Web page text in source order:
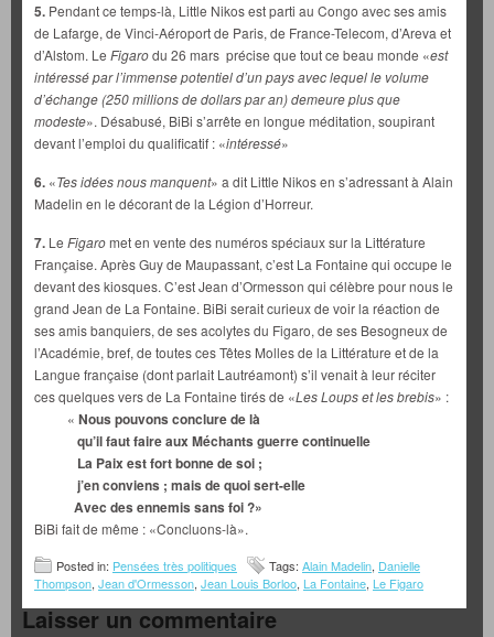
5. Pendant ce temps-là, Little Nikos est parti au Congo avec ses amis
de Lafarge, de Vinci-Aéroport de Paris, de France-Telecom, d’Areva et
d’Alstom. Le Figarodu 26 mars précise que tout ce beau monde «est
intéressé par l’immense potentiel d’un pays avec lequel le volume
d’échange (250 millions de dollars par an) demeure plus que
modeste». Désabusé, BiBi s’arrête en longue méditation, soupirant
devant l’emploi du qualificatif : «intéressé»
6. «Tes idées nous manquent» a dit Little Nikos en s’adressant à Alain
Madelin en le décorant de la Légion d’Horreur.
7. Le Figaromet en vente des numéros spéciaux sur la Littérature
Française. Après Guy de Maupassant, c’est La Fontaine qui occupe le
devant des kiosques. C’est Jean d’Ormesson qui célèbre pour nous le
grand Jean de La Fontaine. BiBi serait curieux de voir la réaction de
ses amis banquiers, de ses acolytes du Figaro, de ses Besogneux de
l’Académie, bref, de toutes ces Têtes Molles de la Littérature et de la
Langue française (dont parlait Lautréamont) s’il venait à leur réciter
ces quelques vers de La Fontaine tirés de «Les Loups et les brebis» :
« Nous pouvons conclure de là
qu’il faut faire aux Méchants guerre continuelle
La Paix est fort bonne de soi ;
j’en conviens ; mais de quoi sert-elle
Avec des ennemis sans foi ?»
BiBi fait de même : «Concluons-là».
Posted in: Pensées très politiques Tags: Alain Madelin, Danielle
Thompson, Jean d'Ormesson, Jean Louis Borloo, La Fontaine, Le Figaro
Laisser un commentaire